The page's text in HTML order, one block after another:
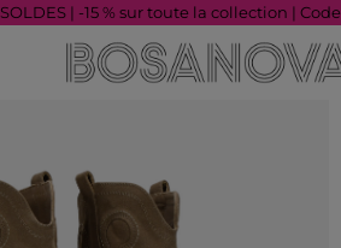
SOLDES | -15 % sur toute la collection | Code